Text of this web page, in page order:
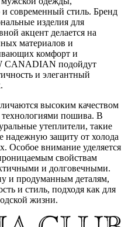
и современный стиль. Бренд
изделия для
акцент делается на
материалов и
комфорт и
CANADIAN подойдут
и элегантный
высоким качеством
пошива. В
утеплители, такие
надежную защиту от холода
Особое внимание уделяется
свойствам
и долговечными.
и продуманным деталям,
и стиль, подходя как для
жизни.